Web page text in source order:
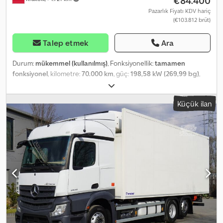
Pazarlık Fiyatı KDV hariç
(€103.812 brüt)
Talep etmek Ara
Durum: mükemmel (kullanılmış), Fonksiyonellik:tamamen
fonksiyonel, kilometre:70.000 km, güç:198,58 kW (269,99 bg),
11.410 kg
toplam ağırlık:19.000 kg, dingil konfigürasyonu:4x2, renk:mavi,
şoför kabini:gündüz kabini, vites türü:otomatik, emisyon sınıfı:
Euro 6, süspansiyon:çelik, yükleme alanı uzunluğu: 6.200 mm,
yükleme alanı genişliği:
2.500 mm , yükleme alanı yüksekliği:580
mm , Üretim yılı:2020, Donanım:AdBlue, Takograf, hız sabitleyici,
klima, navigasyon sistemi
, Mercedes-Benz Arocs 1827 4×2 / 70
bin km!!! / Fassi F135A.0.22 vinç / uzaktan kumanda / döner başlık Yıl
2020 Kilometre 70.000 km Teknik veriler Toplam brüt ağırlık 19000
kg Ağırlık 11410 kg Yük kapasitesi 7590 kg Güç 270 HP 4×2
Mekanik süspansiyon Dingil mesafesi 510 cm Euro 6 AdBlue Fassi
F135A.0.22 vinç Maksimum kaldırma kapasitesi 5580 kg Maksimum
erişim 8m döner başlık Kanca uzaktan kumanda Platform üst yapısı
İç boyutlar Uzunluk 620cm Genişlik 250 cm Yükseklik 58cm
Küçük ilan